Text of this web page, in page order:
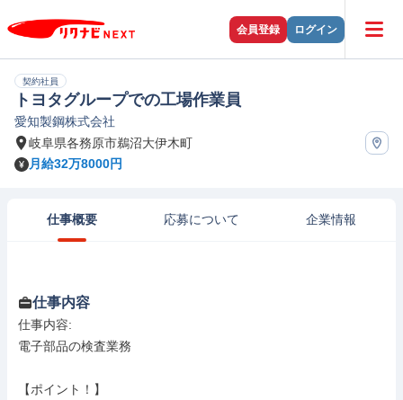
会員登録 ログイン
契約社員
トヨタグループでの工場作業員
愛知製鋼株式会社
岐阜県各務原市鵜沼大伊木町
月給32万8000円
仕事概要 応募について 企業情報
仕事内容
仕事内容:
電子部品の検査業務
【ポイント！】